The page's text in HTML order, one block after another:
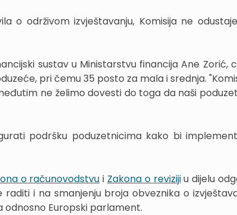
o održivom izvještavanju, Komisija ne
sustav u Ministarstvu financija Ane Zorić,
pri čemu 35 posto za mala i srednja.
ne želimo dovesti do toga da naši
podršku poduzetnicima kako bi
o računovodstvu i Zakona o revizijiu dijelu
i na smanjenju broja obveznika o
odnosno Europski parlament.